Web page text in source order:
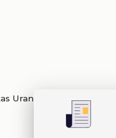
Uranis e Ghiannis Michaìl